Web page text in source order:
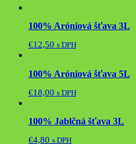
100% Aróniová šťava 3L
€12,50 s DPH
100% Aróniová šťava 5L
€18,00 s DPH
100% Jablčná šťava 3L
€4,80 s DPH